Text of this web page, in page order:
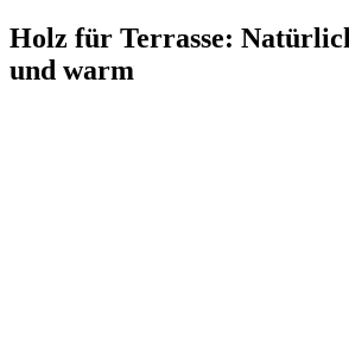
Holz für Terrasse:
und warm